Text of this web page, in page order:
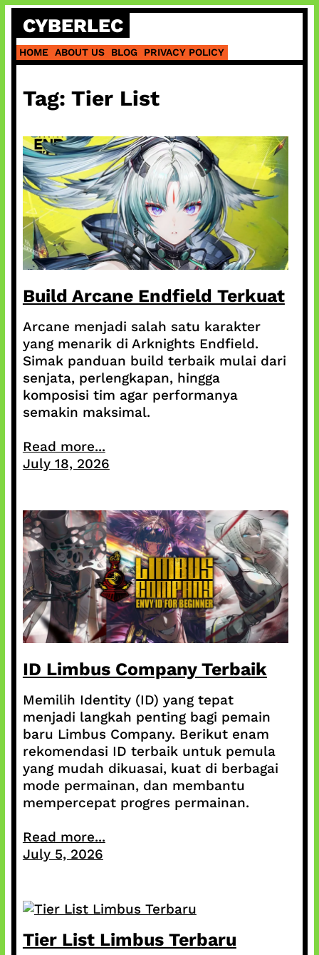
Skip
content
CYBERLEC
HOME ABOUT US BLOG PRIVACY POLICY
Tag: Tier List
Build Arcane Endfield Terkuat
Arcane menjadi salah satu karakter
yang menarik di Arknights Endfield.
Simak panduan build terbaik mulai dari
senjata, perlengkapan, hingga
komposisi tim agar performanya
semakin maksimal.
Read more...
July 18, 2026
ID Limbus Company Terbaik
Memilih Identity (ID) yang tepat
menjadi langkah penting bagi pemain
baru Limbus Company. Berikut enam
rekomendasi ID terbaik untuk pemula
yang mudah dikuasai, kuat di berbagai
mode permainan, dan membantu
mempercepat progres permainan.
Read more...
July 5, 2026
Tier List Limbus Terbaru